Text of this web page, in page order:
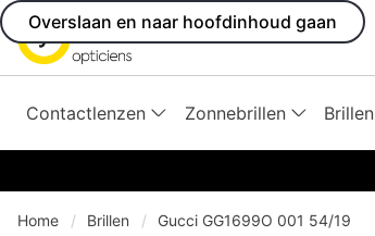
Overslaan en naar hoofdinhoud gaan
Contactlenzen Zonnebrillen Brillen
Home Brillen Gucci GG1699O 001 54/19